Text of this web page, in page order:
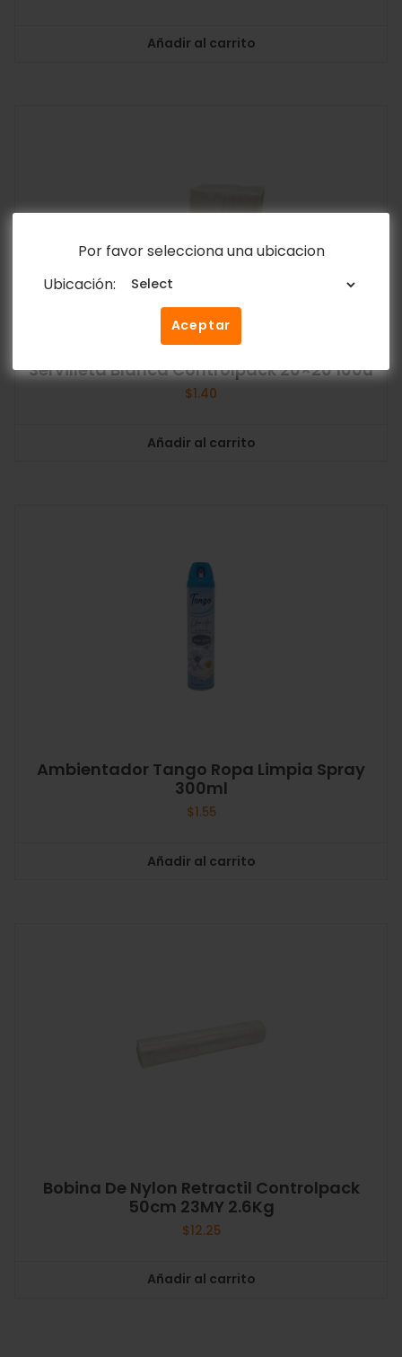
Por favor selecciona una ubicacion
Ubicación:
Aceptar
Añadir al carrito
Servilleta Blanca Controlpack 20×20 100u
$1.40
Añadir al carrito
Ambientador Tango Ropa Limpia Spray
300ml
$1.55
Añadir al carrito
Bobina De Nylon Retractil Controlpack
50cm 23MY 2.6Kg
$12.25
Añadir al carrito